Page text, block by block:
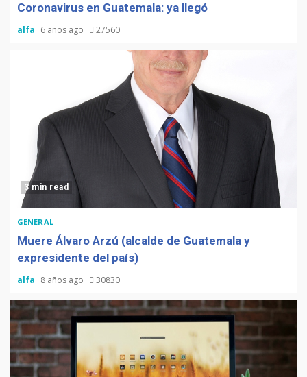
Coronavirus en Guatemala: ya llegó
alfa 6 años ago 27560
3 min read
GENERAL
Muere Álvaro Arzú (alcalde de Guatemala y
expresidente del país)
alfa 8 años ago 30830